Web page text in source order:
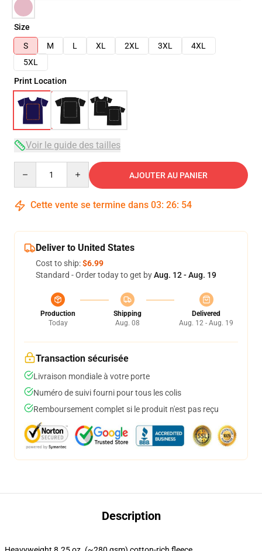
Size
S
M L XL 2XL 3XL
4XL
5XL
Print Location
Voir le guide des tailles
AJOUTER AU PANIER
Cette vente se termine dans 03: 26: 54
Deliver to United States
Cost to ship:$6.99
Standard - Order today to get byAug. 12 - Aug. 19
Production
Today
Shipping
Aug. 08
Delivered
Aug. 12 - Aug. 19
Transaction sécurisée
Livraison mondiale à votre porte
Numéro de suivi fourni pour tous les colis
Remboursement complet si le produit n'est pas reçu
Description